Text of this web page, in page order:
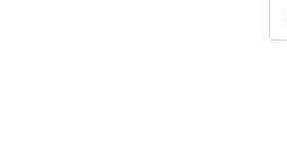
спорта. […]